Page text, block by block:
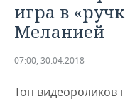
УДМУРТИЯ
НОВОСТИ
ДЕКЛАРАЦИИ О
КОРОЛИ
ЭКОНОМИКА
НОВОСТИ
ФИНАНСЫ
ПРОМЫШЛЕННОСТЬ
НОВОСТИ
НЕДВИЖИМОСТЬ
игра в
Меланией
07:00, 30.04.2018
Топ видеороликов